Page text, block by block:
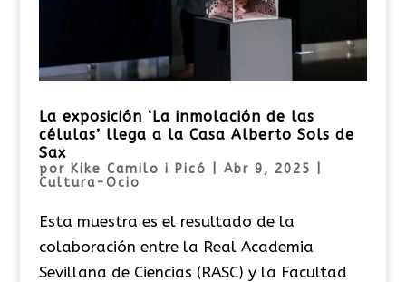
La exposición ‘La inmolación de las
células’ llega a la Casa Alberto Sols de
Sax
por Kike Camilo i Picó Abr 9, 2025
Cultura-Ocio
Esta muestra es el resultado de la
colaboración entre la Real Academia
Sevillana de Ciencias (RASC) y la Facultad